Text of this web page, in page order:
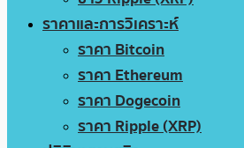
ราคาและการวิเคราะห์
ราคา Bitcoin
ราคา Ethereum
ราคา Dogecoin
ราคา Ripple (XRP)